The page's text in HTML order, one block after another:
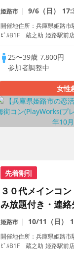
完全着席型】１名
初参加も大歓迎☆
クス主催☆
姫路市 9/6（日）
開催地住所：兵庫県姫路
ﾋﾞﾙB1F 蔵之助 姫路駅前
25〜39歳 7,800円
参加者調整中
女性
先着割引
３０代メインコ
み放題付き・連
り・完全着席型】
数・初参加も大
姫路市 10/11（日）
開催地住所：兵庫県姫路
ﾋﾞﾙB1F 蔵之助 姫路駅前